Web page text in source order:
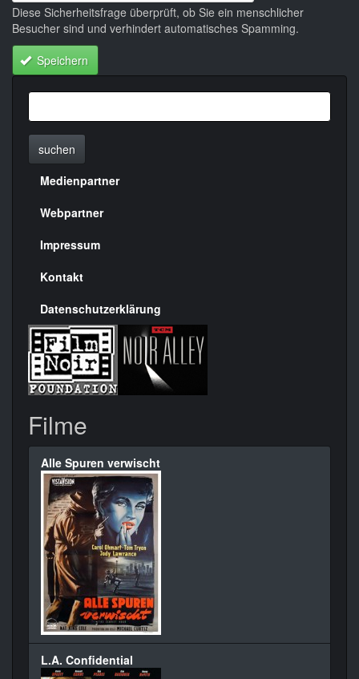
Diese Sicherheitsfrage überprüft, ob Sie ein menschlicher
Besucher sind und verhindert automatisches Spamming.
Speichern
suchen
Menülinks
rechte
Seite
Medienpartner
Webpartner
Impressum
Kontakt
Datenschutzerklärung
Filme
Alle Spuren verwischt
L.A. Confidential